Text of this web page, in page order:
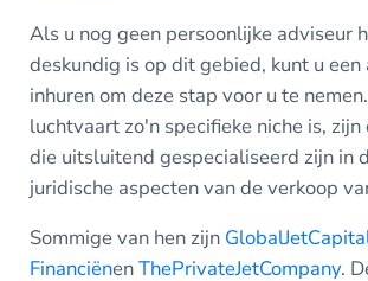
Als u nog geen persoonlijke adviseur
deskundig is op dit gebied, kunt u een
inhuren om deze stap voor u te
luchtvaart zo'n specifieke niche is,
die uitsluitend gespecialiseerd zijn in
juridische aspecten van de verkoop
Sommige van hen zijn
FinanciënenThePrivateJetCompany.